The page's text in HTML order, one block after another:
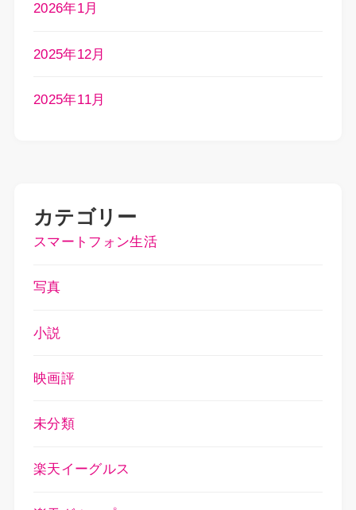
2026年1月
2025年12月
2025年11月
カテゴリー
スマートフォン生活
写真
小説
映画評
未分類
楽天イーグルス